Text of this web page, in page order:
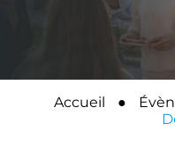
Accueil ●